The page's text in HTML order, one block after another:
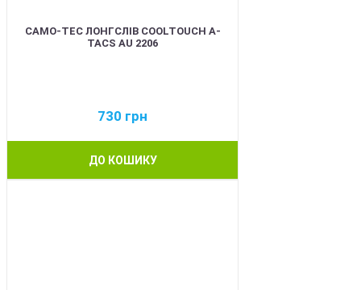
CAMO-TEC ЛОНГСЛІВ COOLTOUCH A-
TACS AU 2206
730 грн
ДО КОШИКУ